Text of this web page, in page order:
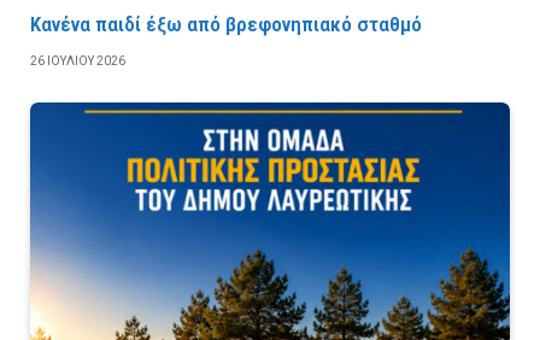
Κανένα παιδί έξω από βρεφονηπιακό σταθμό
26 ΙΟΥΛΊΟΥ 2026